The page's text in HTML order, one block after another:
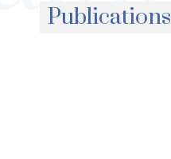
Publications